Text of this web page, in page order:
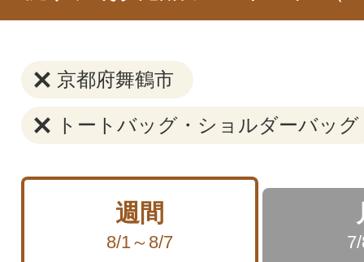
京都府舞鶴市
トートバッグ・ショルダーバッグ
週間
8/1～8/7